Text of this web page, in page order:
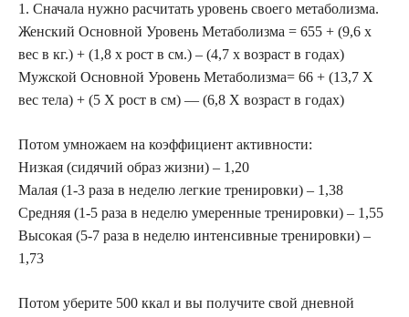
1. Сначала нужно расчитать уровень своего метаболизма.
Женский Основной Уровень Метаболизма = 655 + (9,6 x
вес в кг.) + (1,8 x рост в см.) – (4,7 x возраст в годах)
Мужской Основной Уровень Метаболизма= 66 + (13,7 X
вес тела) + (5 X рост в см) — (6,8 X возраст в годах)
Потом умножаем на коэффициент активности:
Низкая (сидячий образ жизни) – 1,20
Малая (1-3 раза в неделю легкие тренировки) – 1,38
Средняя (1-5 раза в неделю умеренные тренировки) – 1,55
Высокая (5-7 раза в неделю интенсивные тренировки) –
1,73
Потом уберите 500 ккал и вы получите свой дневной